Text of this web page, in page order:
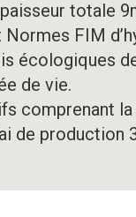
totale
Normes FIM
écologiques
de vie.
comprenant
de production